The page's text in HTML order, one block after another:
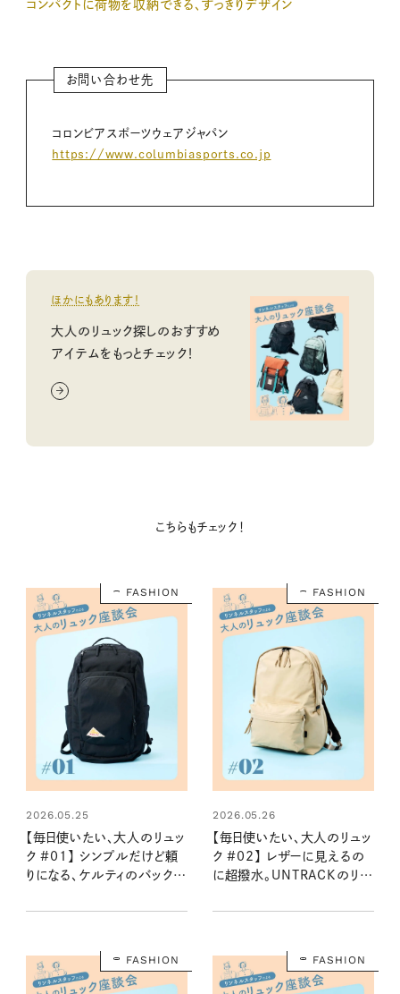
コンパクトに荷物を収納できる、すっきりデザイン
お問い合わせ先
コロンビアスポーツウェアジャパン
https://www.columbiasports.co.jp
ほかにもあります！
大人のリュック探しのおすすめ
アイテムをもっとチェック！
こちらもチェック！
FASHION
2026.05.25
【毎日使いたい、大人のリュッ
ク #01】 シンプルだけど頼
りになる、ケルティのバックパ
FASHION
2026.05.26
【毎日使いたい、大人のリュッ
ク #02】 レザーに見えるの
に超撥水。UNTRACKのリュ
FASHION FASHION